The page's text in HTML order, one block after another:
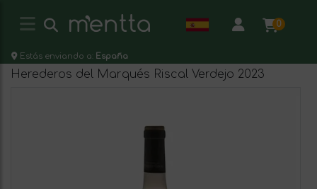
0
Estás enviando a: España
Herederos del Marqués Riscal Verdejo 2023